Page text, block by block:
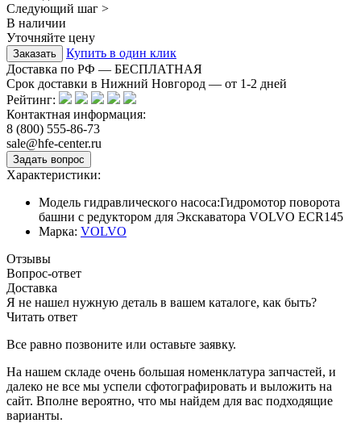
Следующий шаг >
В наличии
Уточняйте цену
Купить в один клик
Доставка по РФ — БЕСПЛАТНАЯ
Срок доставки в Нижний Новгород — от 1-2 дней
Рейтинг:
Контактная информация:
8 (800) 555-86-73
sale@hfe-center.ru
Характеристики:
Модель гидравлического насоса:Гидромотор поворота
башни с редуктором для Экскаватора VOLVO ECR145
Марка: VOLVO
Отзывы
Вопрос-ответ
Доставка
Я не нашел нужную деталь в вашем каталоге, как быть?
Читать ответ
Все равно позвоните или оставьте заявку.
На нашем складе очень большая номенклатура запчастей, и
далеко не все мы успели сфотографировать и выложить на
сайт. Вполне вероятно, что мы найдем для вас подходящие
варианты.